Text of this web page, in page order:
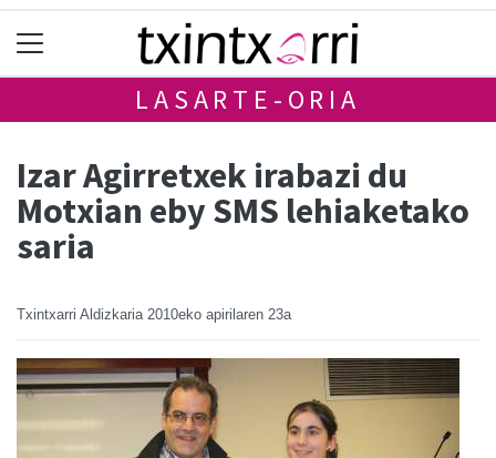
LASARTE-ORIA
Izar Agirretxek irabazi du
Motxian eby SMS lehiaketako
saria
Txintxarri Aldizkaria 2010eko apirilaren 23a